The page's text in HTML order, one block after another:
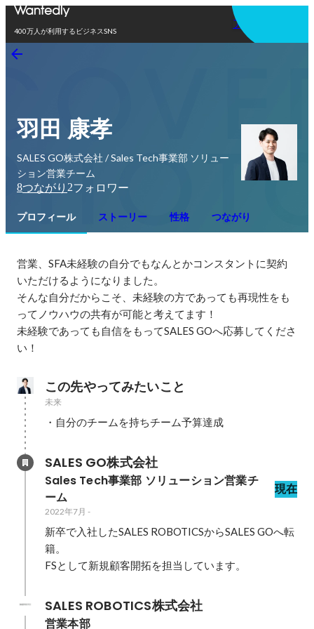
400万人が利用するビジネスSNS
アプリを使う
羽田 康孝
SALES GO株式会社 / Sales Tech事業部 ソリュー
ション営業チーム
8つながり 2フォロワー
プロフィール ストーリー 性格 つながり
営業、SFA未経験の自分でもなんとかコンスタントに契約
いただけるようになりました。
そんな自分だからこそ、未経験の方であっても再現性をも
ってノウハウの共有が可能と考えてます！
未経験であっても自信をもってSALES GOへ応募してくださ
この先やってみたいこと
未来
・自分のチームを持ちチーム予算達成
SALES GO株式会社
Sales Tech事業部 ソリューション営業チ
ーム
現在
2022年7月 -
新卒で入社したSALES ROBOTICSからSALES GOへ転
籍。
FSとして新規顧客開拓を担当しています。
SALES ROBOTICS株式会社
営業本部